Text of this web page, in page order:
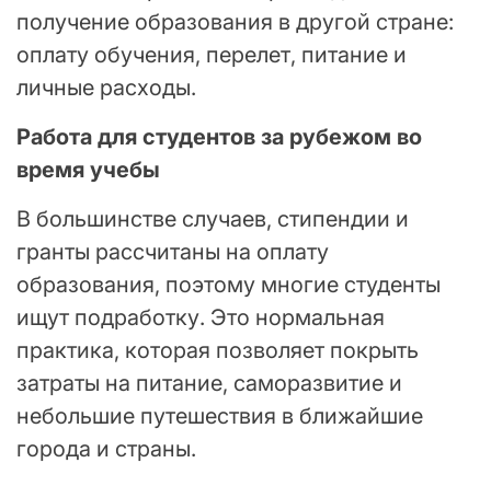
получение образования в другой стране:
оплату обучения, перелет, питание и
личные расходы.
Работа для студентов за рубежом во
время учебы
В большинстве случаев, стипендии и
гранты рассчитаны на оплату
образования, поэтому многие студенты
ищут подработку. Это нормальная
практика, которая позволяет покрыть
затраты на питание, саморазвитие и
небольшие путешествия в ближайшие
города и страны.